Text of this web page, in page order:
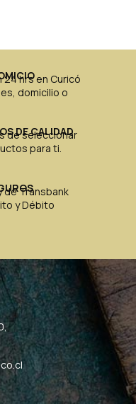
hrs en Curicó
domicilio o
DE CALIDAD
de seleccionar
para ti.
de Transbank
y Débito